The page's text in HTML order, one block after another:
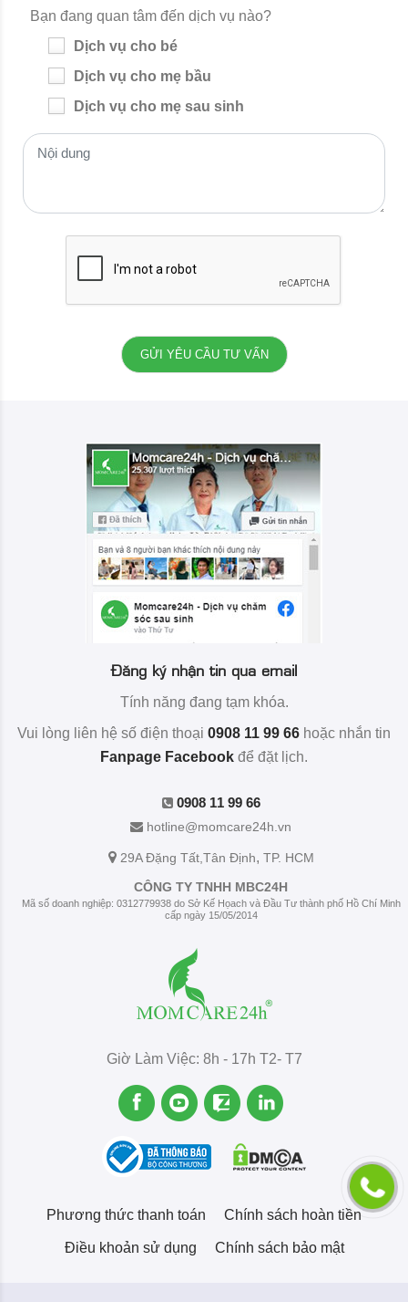
Bạn đang quan tâm đến dịch vụ nào?
Dịch vụ cho bé
Dịch vụ cho mẹ bầu
Dịch vụ cho mẹ sau sinh
Đăng ký nhận tin qua email
Tính năng đang tạm khóa.
Vui lòng liên hệ số điện thoại 0908 11 99 66 hoặc nhắn tin
Fanpage Facebook để đặt lịch.
0908 11 99 66
hotline@momcare24h.vn
29A Đặng Tất,Tân Định, TP. HCM
CÔNG TY TNHH MBC24H
Mã số doanh nghiệp: 0312779938 do Sở Kế Họach và Đầu Tư thành phố Hồ Chí Minh
cấp ngày 15/05/2014
Giờ Làm Việc: 8h - 17h T2- T7
Phương thức thanh toán Chính sách hoàn tiền
Điều khoản sử dụng Chính sách bảo mật